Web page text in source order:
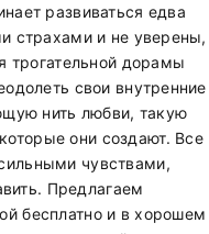
развиваться едва
страхами и не уверены,
трогательной дорамы
свои внутренние
нить любви, такую
они создают. Все
чувствами,
Предлагаем
бесплатно и в хорошем